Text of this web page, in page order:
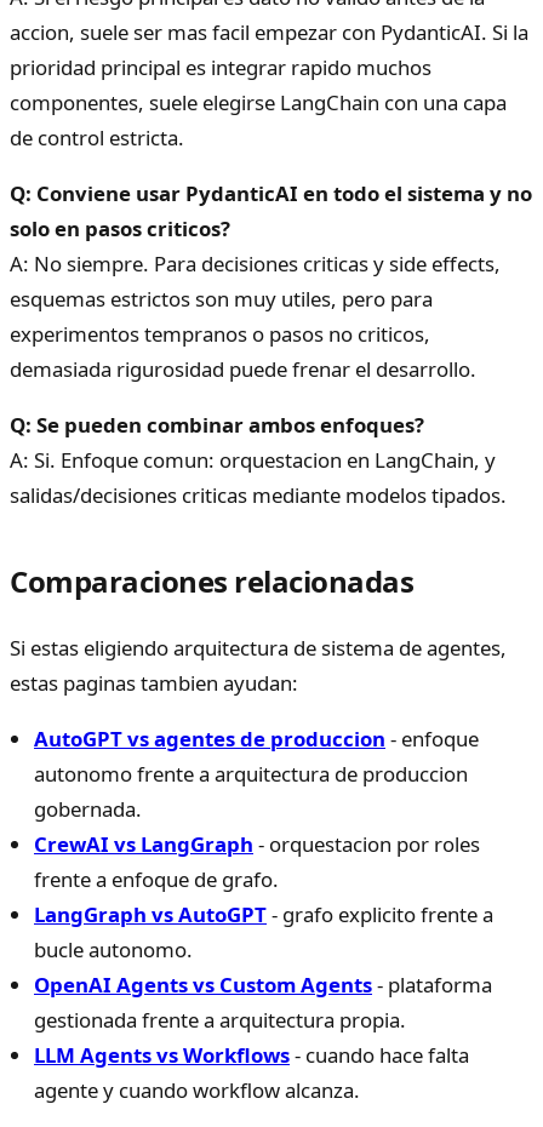
accion, suele ser mas facil empezar con PydanticAI. Si la
prioridad principal es integrar rapido muchos
componentes, suele elegirse LangChain con una capa
de control estricta.
Q: Conviene usar PydanticAI en todo el sistema y no
solo en pasos criticos?
A: No siempre. Para decisiones criticas y side effects,
esquemas estrictos son muy utiles, pero para
experimentos tempranos o pasos no criticos,
demasiada rigurosidad puede frenar el desarrollo.
Q: Se pueden combinar ambos enfoques?
A: Si. Enfoque comun: orquestacion en LangChain, y
salidas/decisiones criticas mediante modelos tipados.
Comparaciones relacionadas
Si estas eligiendo arquitectura de sistema de agentes,
estas paginas tambien ayudan:
AutoGPT vs agentes de produccion - enfoque
autonomo frente a arquitectura de produccion
gobernada.
CrewAI vs LangGraph - orquestacion por roles
frente a enfoque de grafo.
LangGraph vs AutoGPT- grafo explicito frente a
bucle autonomo.
OpenAI Agents vs Custom Agents- plataforma
gestionada frente a arquitectura propia.
LLM Agents vs Workflows- cuando hace falta
agente y cuando workflow alcanza.